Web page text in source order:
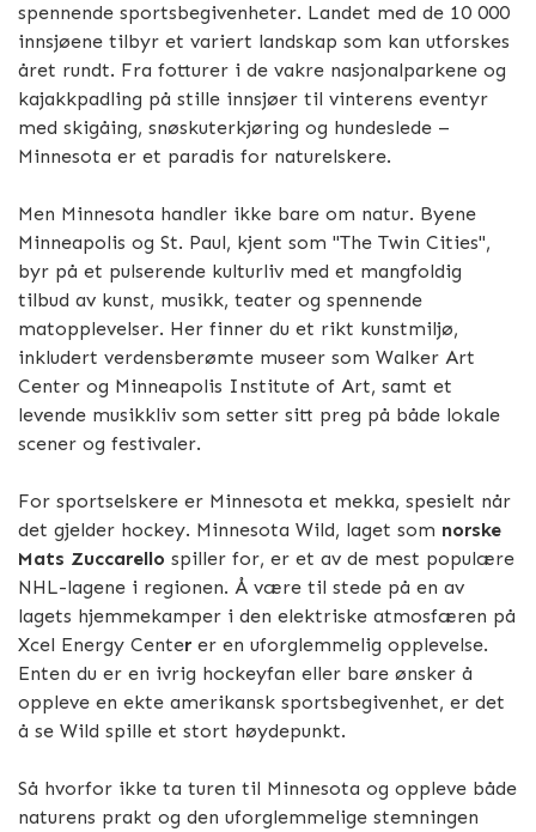
spennende sportsbegivenheter. Landet med de 10 000
innsjøene tilbyr et variert landskap som kan utforskes
året rundt. Fra fotturer i de vakre nasjonalparkene og
kajakkpadling på stille innsjøer til vinterens eventyr
med skigåing, snøskuterkjøring og hundeslede –
Minnesota er et paradis for naturelskere.
Men Minnesota handler ikke bare om natur. Byene
Minneapolis og St. Paul, kjent som "The Twin Cities",
byr på et pulserende kulturliv med et mangfoldig
tilbud av kunst, musikk, teater og spennende
matopplevelser. Her finner du et rikt kunstmiljø,
inkludert verdensberømte museer som Walker Art
Center og Minneapolis Institute of Art, samt et
levende musikkliv som setter sitt preg på både lokale
scener og festivaler.
For sportselskere er Minnesota et mekka, spesielt når
det gjelder hockey. Minnesota Wild, laget som norske
Mats Zuccarello spiller for, er et av de mest populære
NHL-lagene i regionen. Å være til stede på en av
lagets hjemmekamper i den elektriske atmosfæren på
Xcel Energy Center er en uforglemmelig opplevelse.
Enten du er en ivrig hockeyfan eller bare ønsker å
oppleve en ekte amerikansk sportsbegivenhet, er det
å se Wild spille et stort høydepunkt.
Så hvorfor ikke ta turen til Minnesota og oppleve både
naturens prakt og den uforglemmelige stemningen